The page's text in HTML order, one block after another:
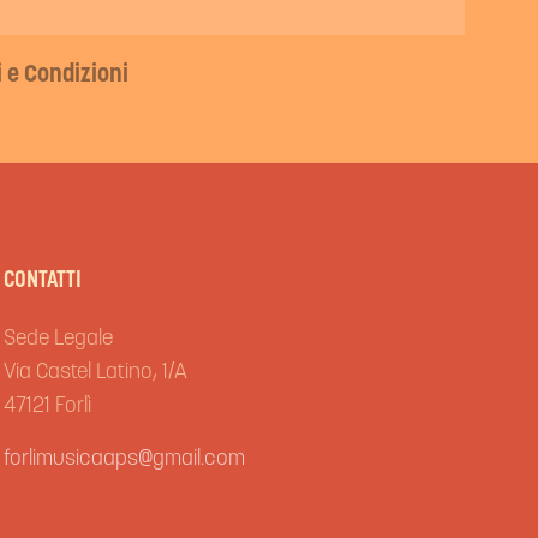
e Condizioni
CONTATTI
Sede Legale
Via Castel Latino, 1/A
47121 Forlì
forlimusicaaps@gmail.com